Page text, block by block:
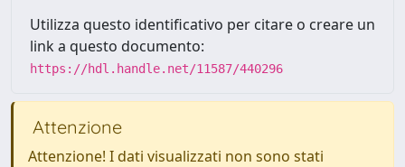
Utilizza questo identificativo per citare o creare un
link a questo documento:
https://hdl.handle.net/11587/440296
Attenzione
Attenzione! I dati visualizzati non sono stati